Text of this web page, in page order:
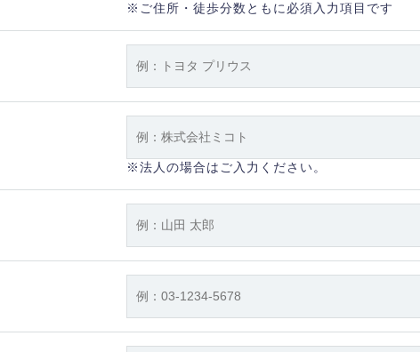
※ご住所・徒歩分数ともに必須入力項目です
※法人の場合はご入力ください。